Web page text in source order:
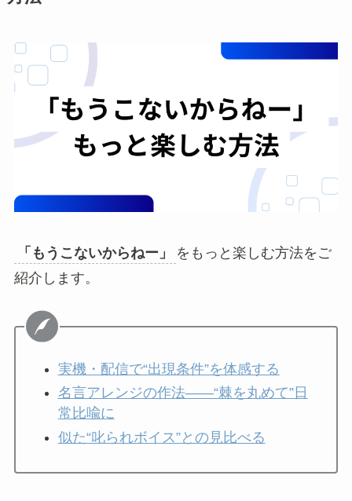
「もうこないからねー」
をもっと楽しむ方法をご
紹介します。
実機・配信で“出現条件”を体感する
名言アレンジの作法――“棘を丸めて”日
常比喩に
似た“叱られボイス”との見比べる